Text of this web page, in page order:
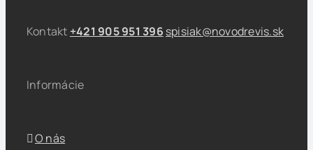
Kontakt +421 905 951 396 spisiak@novodrevis.sk
Informácie
O nás